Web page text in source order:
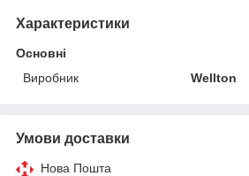
Характеристики
Основні
Виробник
Wellton
Умови доставки
Нова Пошта